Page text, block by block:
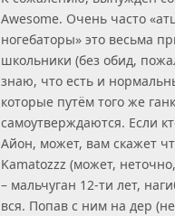
Awesome. Очень часто
ногебаторы» это весьма
школьники (без обид,
знаю, что есть и
которые путём того же
самоутверждаются. Если
Айон, может, вам скажет
Kamatozzz (может,
– мальчуган 12-ти лет,
вся. Попав с ним на дер